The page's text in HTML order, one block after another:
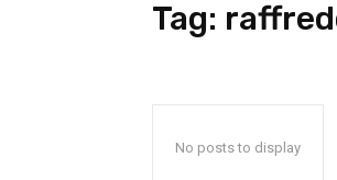
Tag:
No posts to display